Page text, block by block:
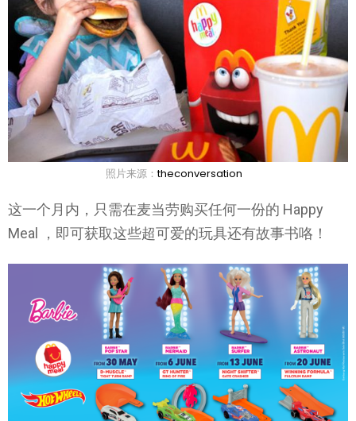
照片来源：theconversation
这一个月内，只需在麦当劳购买任何一份的 Happy
Meal ，即可获取这些超可爱的玩具还有故事书咯！